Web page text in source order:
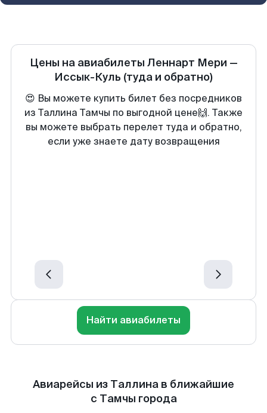
Цены на авиабилеты Леннарт Мери —
Иссык-Куль (туда и обратно)
😍 Вы можете купить билет без посредников
из Таллина Тамчы по выгодной цене🙌. Также
вы можете выбрать перелет туда и обратно,
если уже знаете дату возвращения
Найти авиабилеты
Авиарейсы из Таллина в ближайшие
с Тамчы города